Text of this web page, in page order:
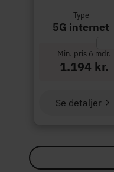
Type
5G internet
Min. pris 6 mdr.
1.194 kr.
Se detaljer